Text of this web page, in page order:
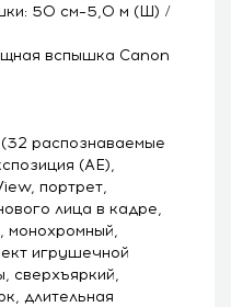
50 см–5,0 м (Ш) /
вспышка Canon
распознаваемые
(AE),
портрет,
лица в кадре,
игрушечной
сверхъяркий,
длительная